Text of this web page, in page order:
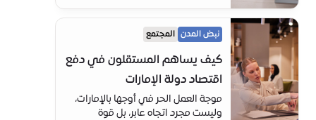
نبض المدن المجتمع
كيف يساهم المستقلون في دفع
اقتصاد دولة الإمارات
موجة العمل الحر في أوجها بالإمارات،
وليست مجرد اتجاه عابر، بل قوة